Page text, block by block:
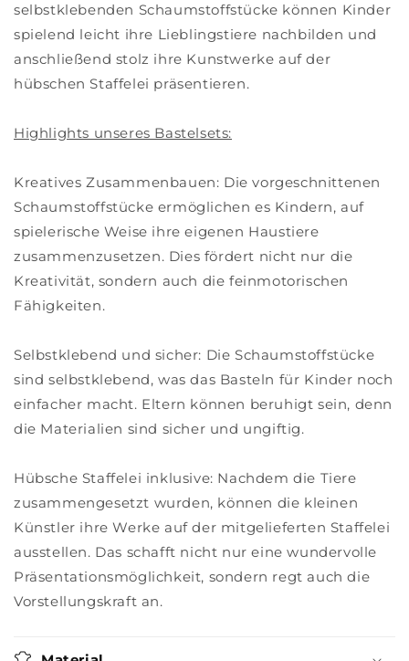
selbstklebenden Schaumstoffstücke können Kinder
spielend leicht ihre Lieblingstiere nachbilden und
anschließend stolz ihre Kunstwerke auf der
hübschen Staffelei präsentieren.
Highlights unseres Bastelsets:
Kreatives Zusammenbauen: Die vorgeschnittenen
Schaumstoffstücke ermöglichen es Kindern, auf
spielerische Weise ihre eigenen Haustiere
zusammenzusetzen. Dies fördert nicht nur die
Kreativität, sondern auch die feinmotorischen
Fähigkeiten.
Selbstklebend und sicher: Die Schaumstoffstücke
sind selbstklebend, was das Basteln für Kinder noch
einfacher macht. Eltern können beruhigt sein, denn
die Materialien sind sicher und ungiftig.
Hübsche Staffelei inklusive: Nachdem die Tiere
zusammengesetzt wurden, können die kleinen
Künstler ihre Werke auf der mitgelieferten Staffelei
ausstellen. Das schafft nicht nur eine wundervolle
Präsentationsmöglichkeit, sondern regt auch die
Vorstellungskraft an.